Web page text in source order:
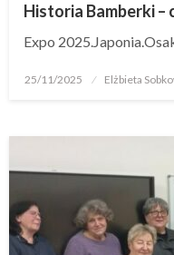
Historia Bamberki –
Expo
25/11/2025 Elżbieta